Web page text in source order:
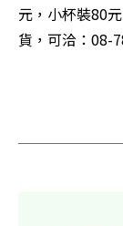
元，小杯裝80
貨，可洽：08-